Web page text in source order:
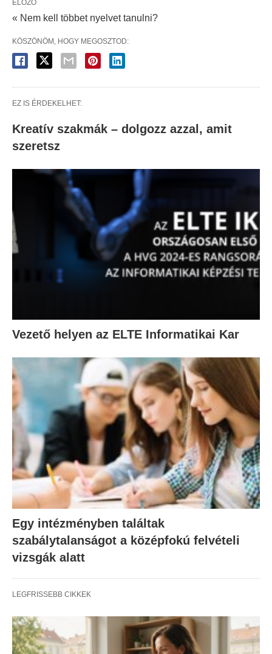
ELŐZŐ
« Nem kell többet nyelvet tanulni?
KÖSZÖNÖM, HOGY MEGOSZTOD:
EZ IS ÉRDEKELHET:
Kreatív szakmák – dolgozz azzal, amit
szeretsz
Vezető helyen az ELTE Informatikai Kar
Egy intézményben találtak
szabálytalanságot a középfokú felvételi
vizsgák alatt
LEGFRISSEBB CIKKEK